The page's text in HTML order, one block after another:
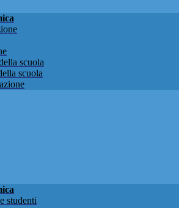
scuola
scuola
studenti